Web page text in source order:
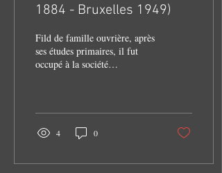
1884 - Bruxelles 1949)
Fild de famille ouvrière, après
ses études primaires, il fut
occupé à la société
4 0